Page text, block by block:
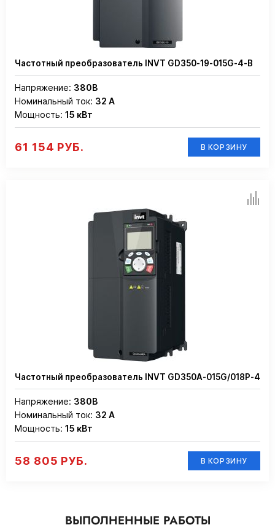
Частотный преобразователь INVT GD350-19-015G-4-B
Напряжение: 380В
Номинальный ток: 32 А
Мощность: 15 кВт
61 154 РУБ. В КОРЗИНУ
Частотный преобразователь INVT GD350A-015G/018P-4
Напряжение: 380В
Номинальный ток: 32 А
Мощность: 15 кВт
58 805 РУБ. В КОРЗИНУ
ВЫПОЛНЕННЫЕ РАБОТЫ